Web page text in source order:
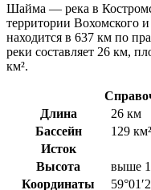
Шайма — река в
территории Вохомского
находится в 637 км по
реки составляет 26 км,
км².
Длина
26 км
Бассейн
129 км²
Исток
Высота
выше
Координаты